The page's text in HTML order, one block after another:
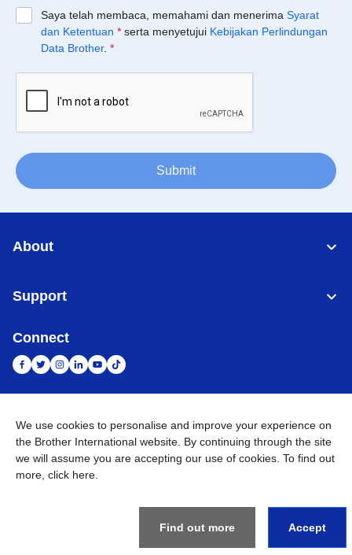
Saya telah membaca, memahami dan menerima Syarat
dan Ketentuan * serta menyetujui Kebijakan Perlindungan
Data Brother. *
Submit
About
Support
Connect
Indonesia Jaringan Global
Privacy Policy Ketentuan Penggunaan Site Map Kunjungi Situs Global
Rights Reserved
We use cookies to personalise and improve your experience on
the Brother International website. By continuing through the site
we will assume you are accepting our use of cookies. To find out
more, click here
Find out more Accept